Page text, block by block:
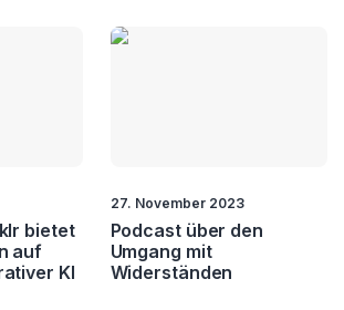
bietet
auf
KI
27. November 2023
Podcast über den
Umgang mit
Widerständen